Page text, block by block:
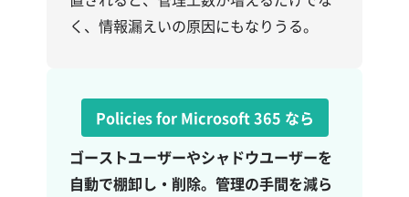
く、情報漏えいの原因にもなりうる。
Policies for Microsoft 365 なら
ゴーストユーザーやシャドウユーザーを
自動で棚卸し・削除。管理の手間を減ら